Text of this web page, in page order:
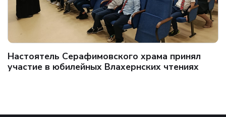
Настоятель Серафимовского храма принял
участие в юбилейных Влахернских чтениях